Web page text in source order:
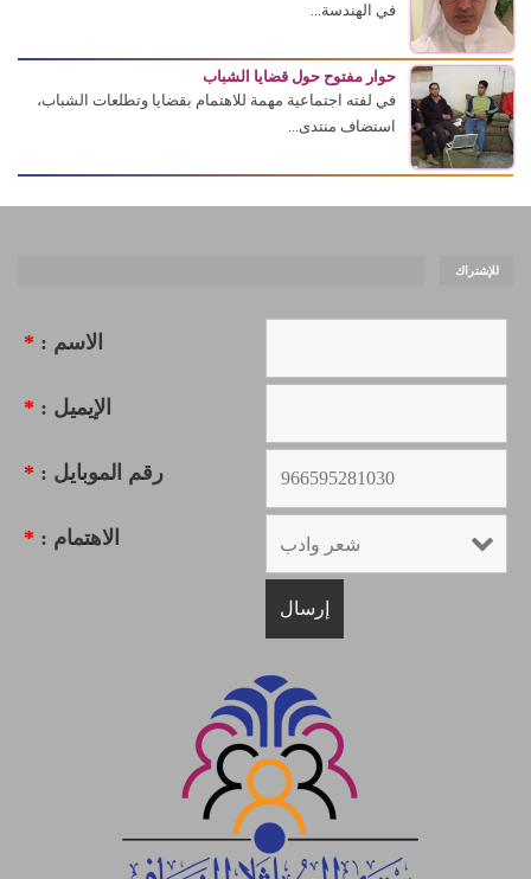
في الهندسة...
حوار مفتوح حول قضايا الشباب
في لفته اجتماعية مهمة للاهتمام بقضايا وتطلعات الشباب،
استضاف منتدى...
للإشتراك
الاسم : *
الإيميل : *
رقم الموبايل : *
الاهتمام : *